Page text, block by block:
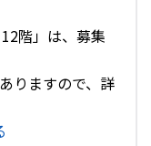
12階」は、募集
りますので、詳